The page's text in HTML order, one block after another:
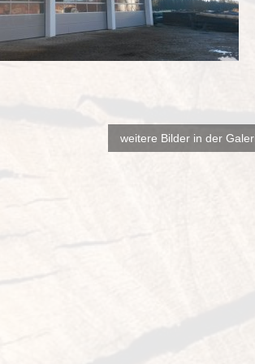
weitere Bilder in der